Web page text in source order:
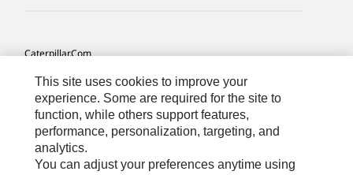
Caterpillar.com
联系 Caterpillar
站点地图
Cookie Settings
法律
This site uses cookies to improve your
experience. Some are required for the site to
function, while others support features,
performance, personalization, targeting, and
analytics.
You can adjust your preferences anytime using